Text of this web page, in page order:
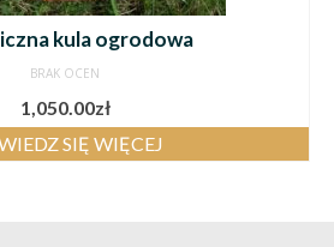
kula ogrodowa
BRAK OCEN
1,050.00zł
SIĘ WIĘCEJ